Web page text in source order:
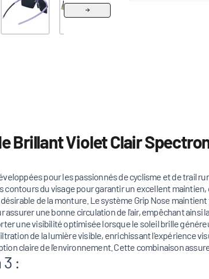
Brillant Violet Clair
pour les passionnés de cyclisme et de trail
du visage pour garantir un excellent
de la monture. Le système Grip Nose
une bonne circulation de l'air, empêchant ainsi
une visibilité optimisée lorsque le soleil brille
de la lumière visible, enrichissant l'expérience
claire de l'environnement. Cette combinaison
: